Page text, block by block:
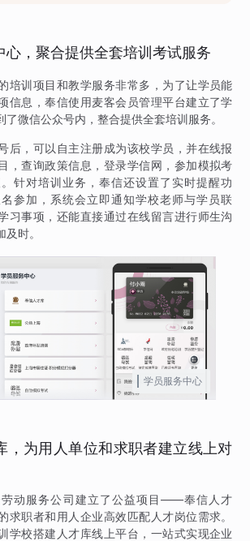
心，聚合提供全套培训考试服务
培训项目和教学服务非常多，为了让学员能
信息，奉信使用麦客会员管理平台建立了学
了微信公众号内，整合提供全套培训服务。
后，可以自主注册成为该校学员，并在线报
，查询政策信息，登录学信网，参加模拟考
针对培训业务，奉信还设置了实时提醒功
参加，系统会立即通知学校老师与学员联
习事项，还能直接通过在线留言进行师生沟
时。
学员服务中心
，为用人单位和求职者建立线上对
劳动服务公司建立了公益项目——奉信人才
求职者和用人企业高效匹配人才岗位需求。
学校搭建人才库线上平台，一站式实现企业